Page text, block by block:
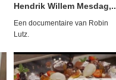
Hendrik Willem Mesdag,..
Een documentaire van Robin
Lutz.